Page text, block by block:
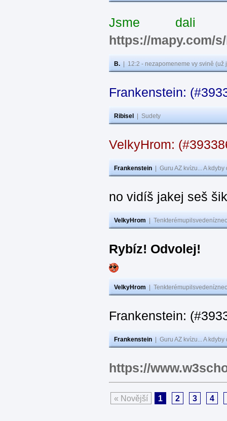
Jsme dali
https://mapy.com/
B. 12:2 - nezapomeneme vy svině
Frankenstein:
Ribisel Sudety
VelkyHrom:
Frankenstein Guru AZ kvízu... A
no vidíš jakej seš
VelkyHrom
Rybíz! Odvolej!
VelkyHrom
Frankenstein:
Frankenstein Guru AZ kvízu... A
https://
« Novější 1 2 3 4